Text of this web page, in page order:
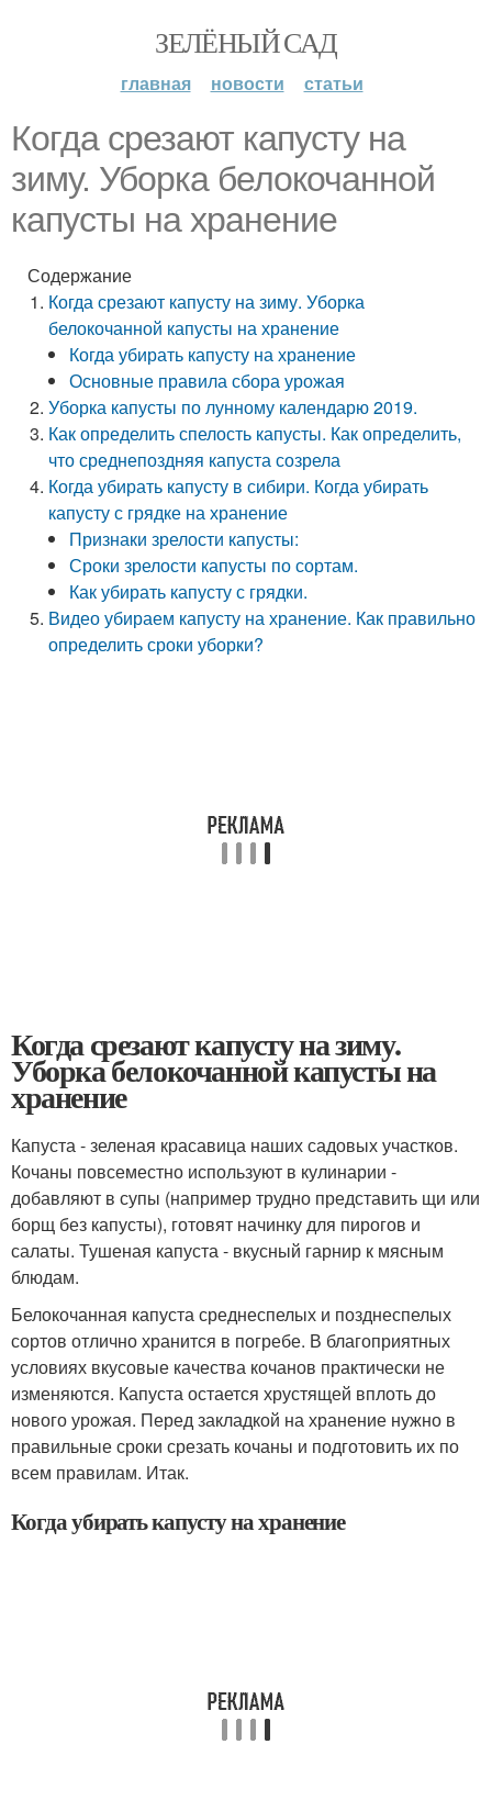
ЗЕЛЁНЫЙ САД
главная новости статьи
Когда срезают капусту на
зиму. Уборка белокочанной
капусты на хранение
Содержание
Когда срезают капусту на зиму. Уборка
белокочанной капусты на хранение
Когда убирать капусту на хранение
Основные правила сбора урожая
Уборка капусты по лунному календарю 2019.
Как определить спелость капусты. Как определить,
что среднепоздняя капуста созрела
Когда убирать капусту в сибири. Когда убирать
капусту с грядке на хранение
Признаки зрелости капусты:
Сроки зрелости капусты по сортам.
Как убирать капусту с грядки.
Видео убираем капусту на хранение. Как правильно
определить сроки уборки?
Когда срезают капусту на зиму.
Уборка белокочанной капусты на
хранение
Капуста - зеленая красавица наших садовых участков.
Кочаны повсеместно используют в кулинарии -
добавляют в супы (например трудно представить щи или
борщ без капусты), готовят начинку для пирогов и
салаты. Тушеная капуста - вкусный гарнир к мясным
блюдам.
Белокочанная капуста среднеспелых и позднеспелых
сортов отлично хранится в погребе. В благоприятных
условиях вкусовые качества кочанов практически не
изменяются. Капуста остается хрустящей вплоть до
нового урожая. Перед закладкой на хранение нужно в
правильные сроки срезать кочаны и подготовить их по
всем правилам. Итак.
Когда убирать капусту на хранение